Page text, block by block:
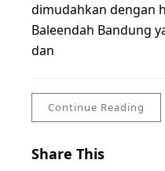
dimudahkan dengan
Baleendah Bandung
dan
Continue Reading
Share This